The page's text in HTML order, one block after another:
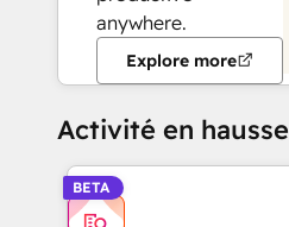
anywhere.
Explore more
Activité en hausse
BETA